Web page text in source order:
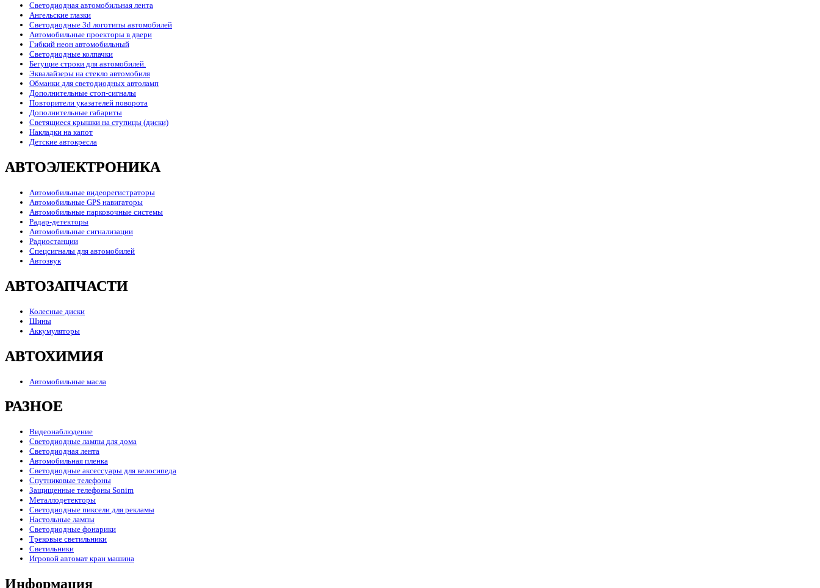
Светодиодная автомобильная лента
Ангельские глазки
Светодиодные 3d логотипы автомобилей
Автомобильные проекторы в двери
Гибкий неон автомобильный
Светодиодные колпачки
Бегущие строки для автомобилей.
Эквалайзеры на стекло автомобиля
Обманки для светодиодных автоламп
Дополнительные стоп-сигналы
Повторители указателей поворота
Дополнительные габариты
Светящиеся крышки на ступицы (диски)
Накладки на капот
Детские автокресла
АВТОЭЛЕКТРОНИКА
Автомобильные видеорегистраторы
Автомобильные GPS навигаторы
Автомобильные парковочные системы
Радар-детекторы
Автомобильные сигнализации
Радиостанции
Спецсигналы для автомобилей
Автозвук
АВТОЗАПЧАСТИ
Колесные диски
Шины
Аккумуляторы
АВТОХИМИЯ
Автомобильные масла
РАЗНОЕ
Видеонаблюдение
Светодиодные лампы для дома
Светодиодная лента
Автомобильная пленка
Светодиодные аксессуары для велосипеда
Спутниковые телефоны
Защищенные телефоны Sonim
Металлодетекторы
Светодиодные пиксели для рекламы
Настольные лампы
Светодиодные фонарики
Трековые светильники
Светильники
Игровой автомат кран машина
Информация